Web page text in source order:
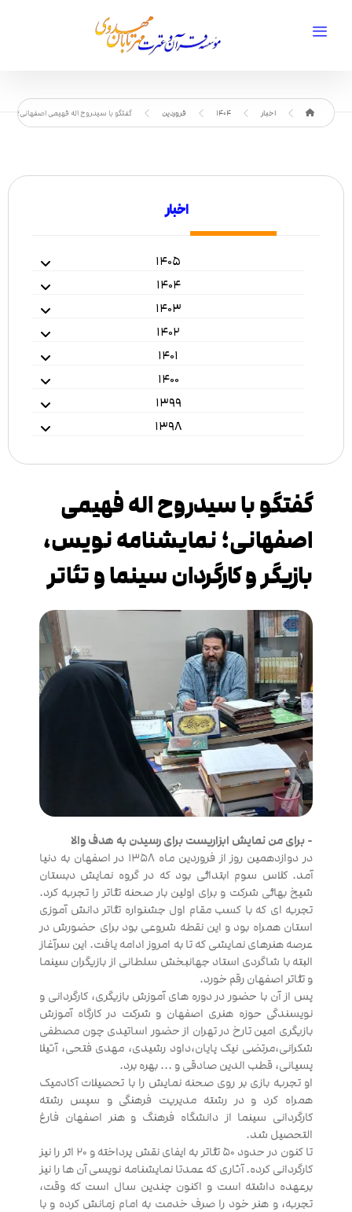
اخبار 1404 فروردین گفتگو با سیدروح اله فهیمی اصفهانی؛
اخبار
۱۴۰۵
۱۴۰۴
۱۴۰۳
۱۴۰۲
۱۴۰۱
۱۴۰۰
۱۳۹۹
۱۳۹۸
گفتگو با سیدروح اله فهیمی
اصفهانی؛ نمایشنامه نویس،
بازیگر و کارگردان سینما و تئاتر
- برای من نمایش ابزاریست برای رسیدن به هدف والا
در دوازدهمین روز از فروردین ماه ۱۳۵۸ در اصفهان به دنیا
آمد. کلاس سوم ابتدائی بود که در گروه نمایش دبستان
شیخ بهائی شرکت و برای اولین بار صحنه تئاتر را تجربه کرد.
تجربه ای که با کسب مقام اول جشنواره تئاتر دانش آموزی
استان همراه بود و این نقطه شروعی بود برای حضورش در
عرصه هنرهای نمایشی که تا به امروز ادامه یافت. این سرآغاز
البته با شاگردی استاد جهانبخش سلطانی از بازیگران سینما
و تئاتر اصفهان رقم خورد.
پس از آن با حضور در دوره های آموزش بازیگری، کارگردانی و
نویسندگی حوزه هنری اصفهان و شرکت در کارگاه آموزش
بازیگری امین تارخ در تهران از حضور اساتیدی چون مصطفی
شکرانی،مرتضی نیک پایان،داود رشیدی، مهدی فتحی، آتیلا
پسیانی، قطب الدین صادقی و ... بهره برد.
او تجربه بازی بر روی صحنه نمایش را با تحصیلات آکادمیک
همراه کرد و در رشته مدیریت فرهنگی و سپس رشته
کارگردانی سینما از دانشگاه فرهنگ و هنر اصفهان فارغ
التحصیل شد.
تا کنون در حدود ۵۰ تئاتر به ایفای نقش پرداخته و ۲۰ اثر را نیز
کارگردانی کرده. آثاری که عمدتا نمایشنامه نویسی آن ها را نیز
برعهده داشته است و اکنون چندین سال است که وقت،
تجربه، و هنر خود را صرف خدمت به امام زمانش کرده و با